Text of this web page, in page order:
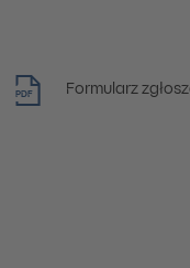
PDF Formularz